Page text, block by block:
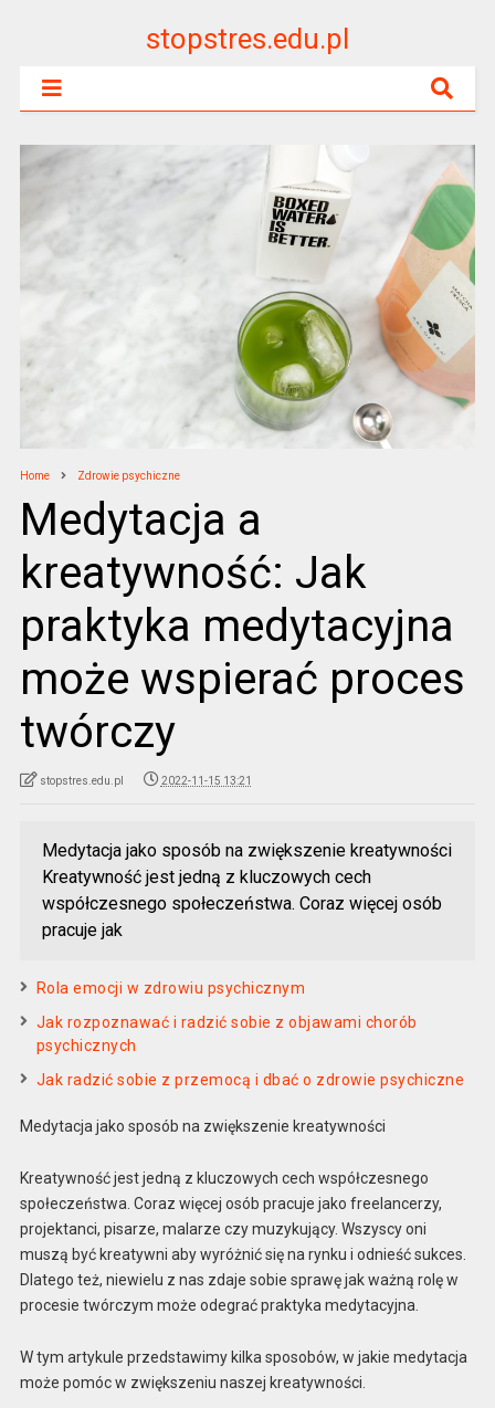
stopstres.edu.pl
Home Zdrowie psychiczne
Medytacja a
kreatywność: Jak
praktyka medytacyjna
może wspierać proces
twórczy
stopstres.edu.pl 2022-11-15 13:21
Medytacja jako sposób na zwiększenie kreatywności
Kreatywność jest jedną z kluczowych cech
współczesnego społeczeństwa. Coraz więcej osób
pracuje jak
Rola emocji w zdrowiu psychicznym
Jak rozpoznawać i radzić sobie z objawami chorób
psychicznych
Jak radzić sobie z przemocą i dbać o zdrowie psychiczne
Medytacja jako sposób na zwiększenie kreatywności
Kreatywność jest jedną z kluczowych cech współczesnego
społeczeństwa. Coraz więcej osób pracuje jako freelancerzy,
projektanci, pisarze, malarze czy muzykujący. Wszyscy oni
muszą być kreatywni aby wyróżnić się na rynku i odnieść sukces.
Dlatego też, niewielu z nas zdaje sobie sprawę jak ważną rolę w
procesie twórczym może odegrać praktyka medytacyjna.
W tym artykule przedstawimy kilka sposobów, w jakie medytacja
może pomóc w zwiększeniu naszej kreatywności.